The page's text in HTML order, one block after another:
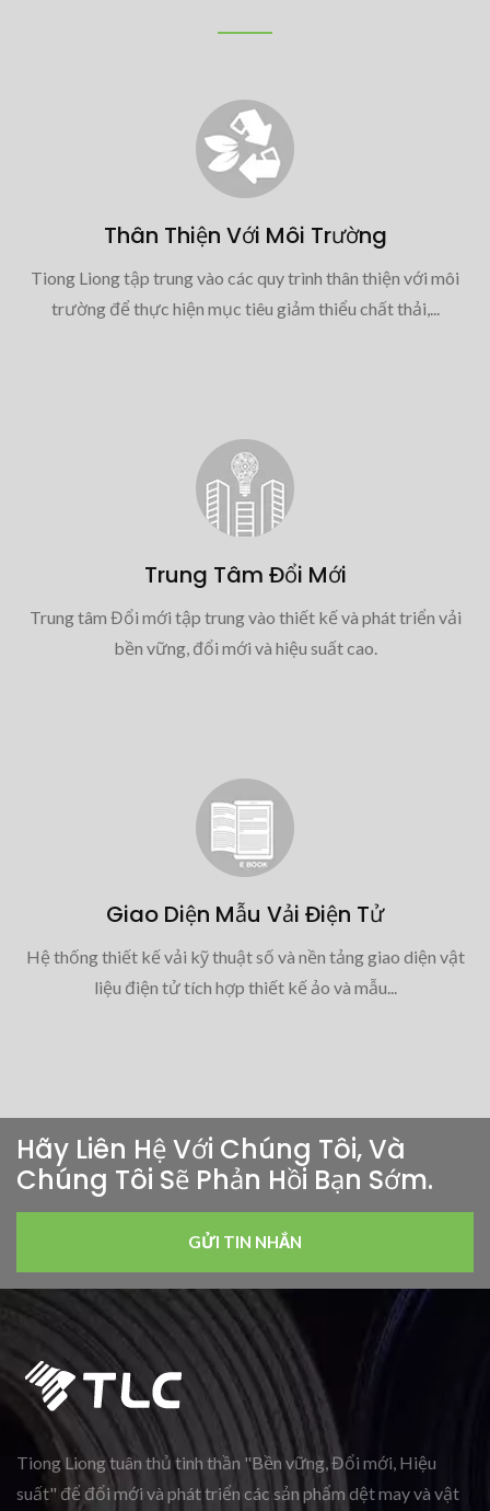
Thân Thiện Với Môi Trường
Tiong Liong tập trung vào các quy trình thân thiện với môi
trường để thực hiện mục tiêu giảm thiểu chất thải,...
Trung Tâm Đổi Mới
Trung tâm Đổi mới tập trung vào thiết kế và phát triển vải
bền vững, đổi mới và hiệu suất cao.
Giao Diện Mẫu Vải Điện Tử
Hệ thống thiết kế vải kỹ thuật số và nền tảng giao diện vật
liệu điện tử tích hợp thiết kế ảo và mẫu...
Hãy Liên Hệ Với Chúng Tôi, Và
Chúng Tôi Sẽ Phản Hồi Bạn Sớm.
GỬI TIN NHẮN
Tiong Liong tuân thủ tinh thần "Bền vững, Đổi mới, Hiệu
suất" để đổi mới và phát triển các sản phẩm dệt may và vật